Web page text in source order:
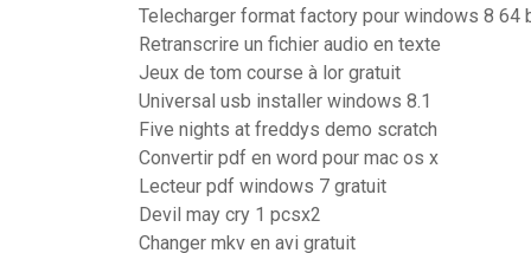
Telecharger format factory pour windows 8 64
Retranscrire un fichier audio en texte
Jeux de tom course à lor gratuit
Universal usb installer windows 8.1
Five nights at freddys demo scratch
Convertir pdf en word pour mac os x
Lecteur pdf windows 7 gratuit
Devil may cry 1 pcsx2
Changer mkv en avi gratuit